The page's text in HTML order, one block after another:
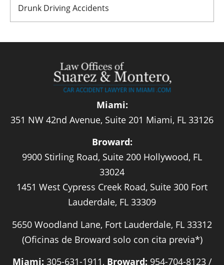
Drunk Driving Accidents
Miami:
351 NW 42nd Avenue, Suite 201 Miami, FL 33126
Broward:
9900 Stirling Road, Suite 200 Hollywood, FL
33024
1451 West Cypress Creek Road, Suite 300 Fort
Lauderdale, FL 33309
5650 Woodland Lane, Fort Lauderdale, FL 33312
(Oficinas de Broward solo con cita previa*)
Miami: 305-631-1911, Broward: 954-704-8123 /